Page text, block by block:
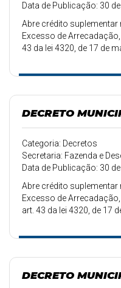
Data de Publicação: 30
Abre crédito
Excesso de
43 da lei 4320, de 17 de
DECRETO
Categoria: Decretos
Secretaria: Fazenda e
Data de Publicação: 30
Abre crédito
Excesso de
art. 43 da lei 4320, de 17
DECRETO